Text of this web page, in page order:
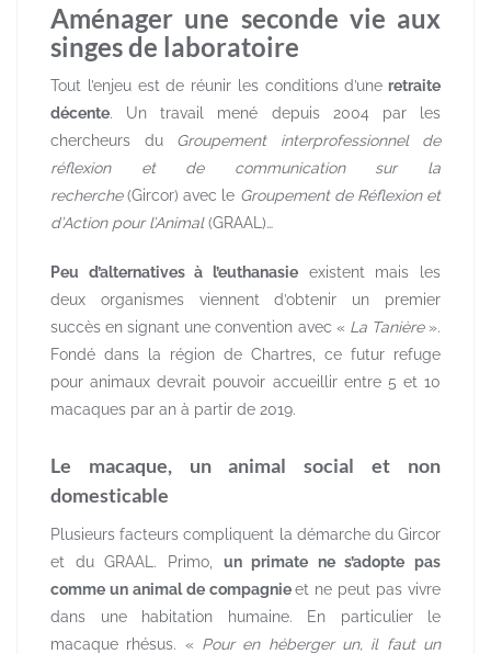
Aménager une seconde vie aux
singes de laboratoire
Tout l’enjeu est de réunir les conditions d’une retraite
décente. Un travail mené depuis 2004 par les
chercheurs du Groupement interprofessionnel de
réflexion et de communication sur la
recherche(Gircor) avec le Groupement de Réflexion et
d’Action pour l’Animal(GRAAL)…
Peu d’alternatives à l’euthanasie existent mais les
deux organismes viennent d’obtenir un premier
succès en signant une convention avec « La Tanière».
Fondé dans la région de Chartres, ce futur refuge
pour animaux devrait pouvoir accueillir entre 5 et 10
macaques par an à partir de 2019.
Le macaque, un animal social et non
domesticable
Plusieurs facteurs compliquent la démarche du Gircor
et du GRAAL. Primo, un primate ne s’adopte pas
comme un animal de compagnieet ne peut pas vivre
dans une habitation humaine. En particulier le
macaque rhésus. « Pour en héberger un, il faut un